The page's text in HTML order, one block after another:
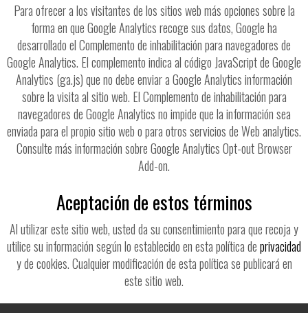
Para ofrecer a los visitantes de los sitios web más opciones sobre la
forma en que Google Analytics recoge sus datos, Google ha
desarrollado el Complemento de inhabilitación para navegadores de
Google Analytics. El complemento indica al código JavaScript de Google
Analytics (ga.js) que no debe enviar a Google Analytics información
sobre la visita al sitio web. El Complemento de inhabilitación para
navegadores de Google Analytics no impide que la información sea
enviada para el propio sitio web o para otros servicios de Web analytics.
Consulte más información sobre Google Analytics Opt-out Browser
Add-on.
Aceptación de estos términos
Al utilizar este sitio web, usted da su consentimiento para que recoja y
utilice su información según lo establecido en esta política deprivacidad
y de cookies. Cualquier modificación de esta política se publicará en
este sitio web.